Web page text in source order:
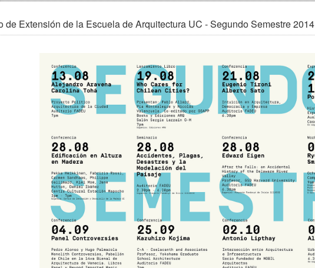
de Extensión de la Escuela de Arquitectura UC - Segundo Semestre 2014